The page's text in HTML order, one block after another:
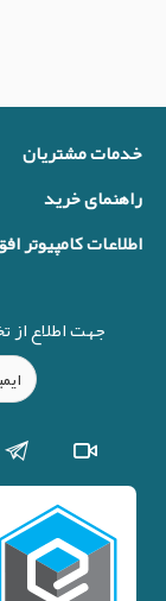
خدمات مشتریان
راهنمای خرید
اطلاعات کامپیوتر
جهت اطلاع از